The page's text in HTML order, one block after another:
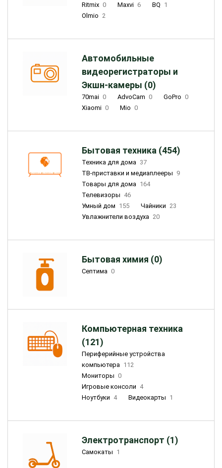
Ritmix 0 Maxvi 6 BQ 1
Olmio 2
Автомобильные
видеорегистраторы и
Экшн-камеры (0)
70mai 0 AdvoCam 0 GoPro 0
Xiaomi 0 Mio 0
Бытовая техника (454)
Техника для дома 37
ТВ-приставки и медиаплееры 9
Товары для дома 164
Телевизоры 46
Умный дом 155 Чайники 23
Увлажнители воздуха 20
Бытовая химия (0)
Септима 0
Компьютерная техника
(121)
Периферийные устройства
компьютера 112
Мониторы 0
Игровые консоли 4
Ноутбуки 4 Видеокарты 1
Электротранспорт (1)
Самокаты 1